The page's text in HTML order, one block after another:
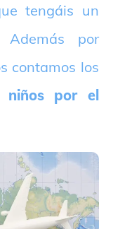
tengáis un
por
contamos los
niños por el